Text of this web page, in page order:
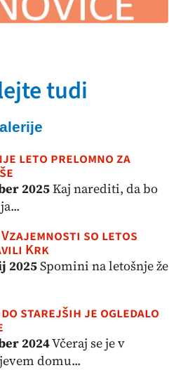
tudi
leto prelomno za
2025Kaj narediti, da bo
so letos
Krk
2025Spomini na letošnje že
do starejših je ogledalo
2024Včeraj se je v
domu...